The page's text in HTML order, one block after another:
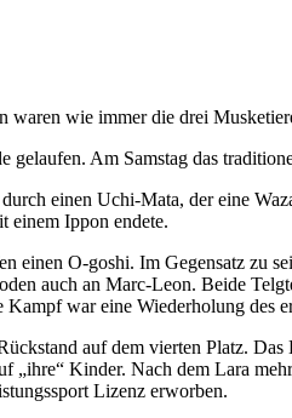
wie immer die drei
gelaufen. Am Samstag das
einen Uchi-Mata, der eine
einem Ippon endete.
O-goshi. Im Gegensatz zu
auch an Marc-Leon. Beide
war eine Wiederholung des
auf dem vierten Platz.
Kinder. Nach dem Lara
Lizenz erworben.